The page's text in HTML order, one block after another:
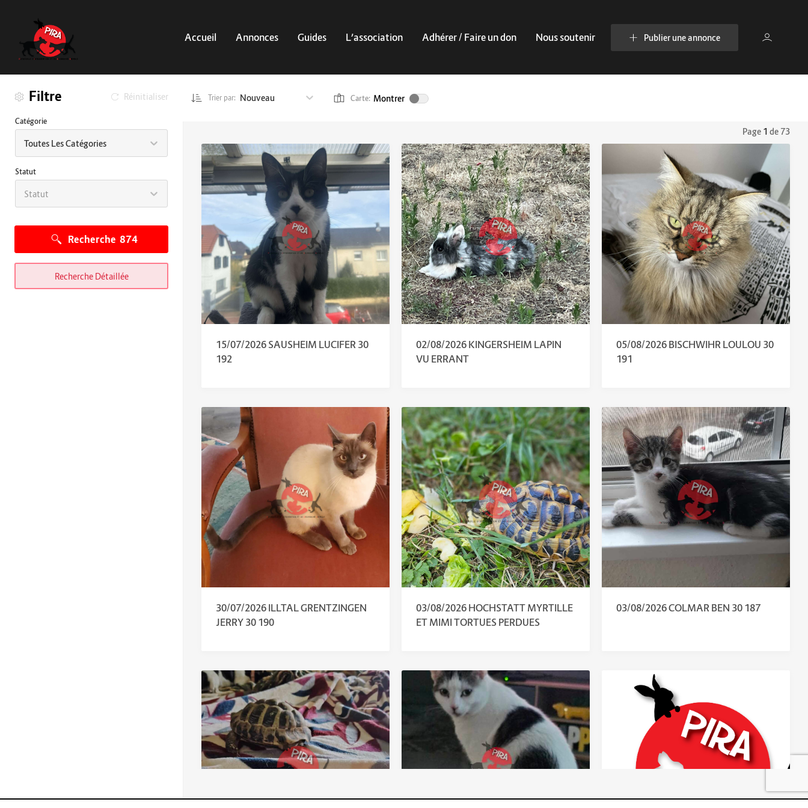
Accueil Annonces Guides L’association Adhérer / Faire un don Nous soutenir Publier une annonce
Filtre Réinitialiser
Catégorie
Toutes Les Catégories
Statut
Statut
Recherche 874
Recherche Détaillée
Trier par: Nouveau Carte: Montrer
Page 1 de 73
15/07/2026 SAUSHEIM LUCIFER 30
192
02/08/2026 KINGERSHEIM LAPIN
VU ERRANT
05/08/2026 BISCHWIHR LOULOU 30
191
30/07/2026 ILLTAL GRENTZINGEN
JERRY 30 190
03/08/2026 HOCHSTATT MYRTILLE
ET MIMI TORTUES PERDUES
03/08/2026 COLMAR BEN 30 187